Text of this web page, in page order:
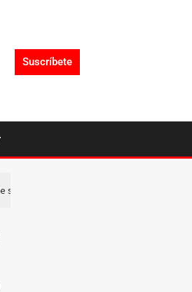
Suscríbete
sus comunidades